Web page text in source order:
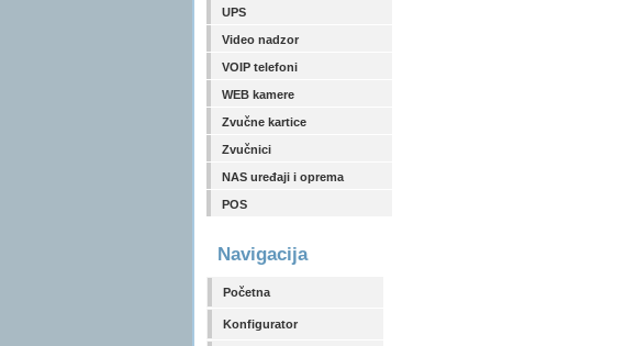
UPS
Video nadzor
VOIP telefoni
WEB kamere
Zvučne kartice
Zvučnici
NAS uređaji i oprema
POS
Navigacija
Početna
Konfigurator